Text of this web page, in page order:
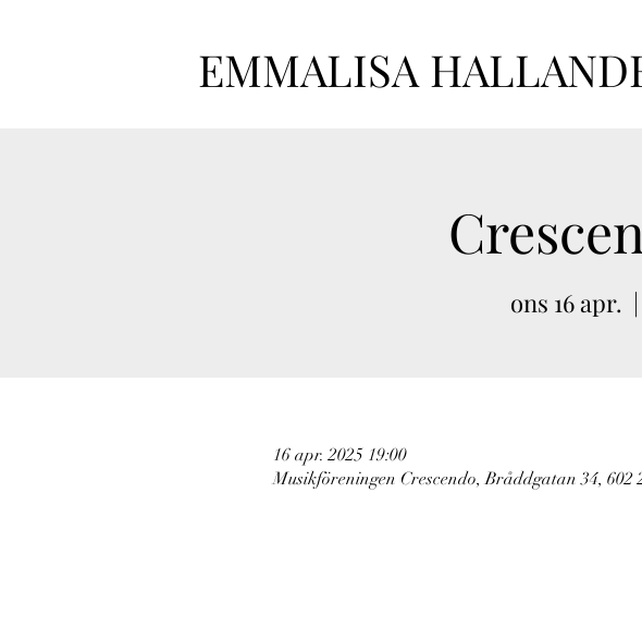
EMMALISA
ons 16 apr.
  |
16 apr. 2025 19:00
Musikföreningen Crescendo, Bråddgatan 34, 602